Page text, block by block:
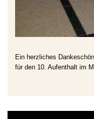
Ein herzliches
für den 10. Aufenthalt im